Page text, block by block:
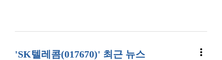
'SK텔레콤(017670)' 최근 뉴스 more_vert